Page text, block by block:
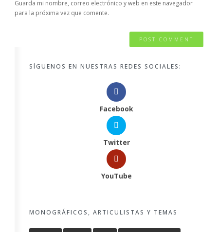
Guarda mi nombre, correo electrónico y web en este navegador
para la próxima vez que comente.
SÍGUENOS EN NUESTRAS REDES SOCIALES:
Facebook
Twitter
YouTube
MONOGRÁFICOS, ARTICULISTAS Y TEMAS